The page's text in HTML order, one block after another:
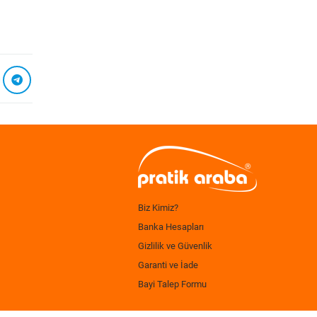
Biz Kimiz?
Banka Hesapları
Gizlilik ve Güvenlik
Garanti ve İade
Bayi Talep Formu